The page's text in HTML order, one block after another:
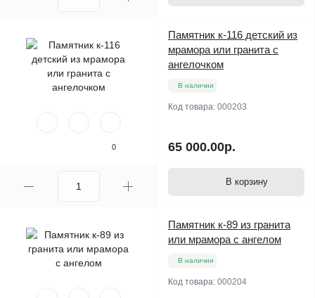
0
Памятник к-116 детский из
мрамора или гранита с
ангелочком
В наличии
Код товара: 000203
65 000.00р.
В корзину
Памятник к-89 из гранита
или мрамора с ангелом
В наличии
Код товара: 000204